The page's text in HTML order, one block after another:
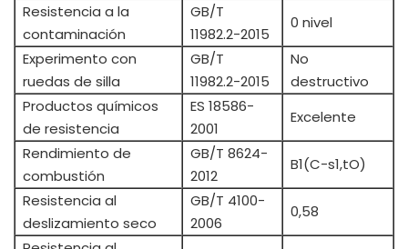
Resistencia a la
contaminación
GB/T
11982.2-2015
0 nivel
Experimento con
ruedas de silla
GB/T
11982.2-2015
No
destructivo
Productos químicos
de resistencia
ES 18586-
2001
Excelente
Rendimiento de
combustión
GB/T 8624-
2012
B1(C-s1,tO)
Resistencia al
deslizamiento seco
GB/T 4100-
2006
0,58